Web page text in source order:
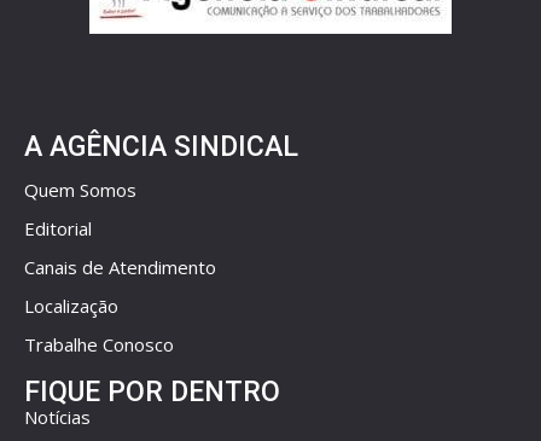
A AGÊNCIA SINDICAL
Quem Somos
Editorial
Canais de Atendimento
Localização
Trabalhe Conosco
FIQUE POR DENTRO
Notícias